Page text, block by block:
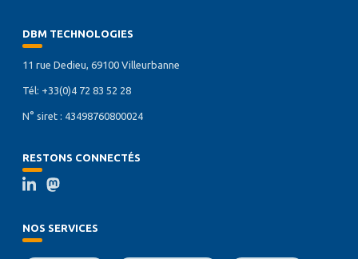
DBM TECHNOLOGIES
11 rue Dedieu, 69100 Villeurbanne
Tél: +33(0)4 72 83 52 28
N° siret : 43498760800024
RESTONS CONNECTÉS
NOS SERVICES